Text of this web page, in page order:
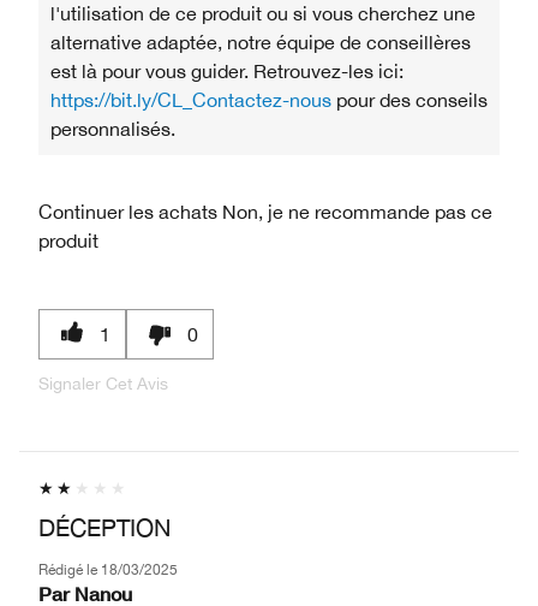
l'utilisation de ce produit ou si vous cherchez une
alternative adaptée, notre équipe de conseillères
est là pour vous guider. Retrouvez-les ici:
https://bit.ly/CL_Contactez-nous pour des conseils
personnalisés.
Continuer les achats Non, je ne recommande pas ce
produit
1 0
Signaler Cet Avis
DÉCEPTION
Rédigé le 18/03/2025
Par Nanou